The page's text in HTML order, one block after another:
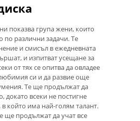
показва група жени, които
по различни задачи. Те
и смисъл в ежедневната
и изпитват усещане за
от тях се опитва да овладее
си и да развие още
Те ще продължат да
докато всеки не постигне
в който има най-голям талант.
ще продължат да учат все